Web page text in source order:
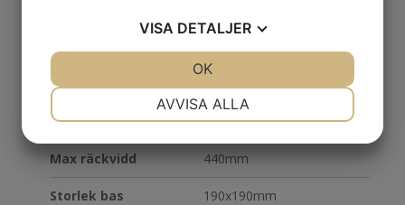
Max nyttolast
Repeternoggrannhet +-0,05mm
Max räckvidd 440mm
Storlek bas 190x190mm
VISA DETALJER
MARKNADSFÖRING
AVVISA ALLA
OK